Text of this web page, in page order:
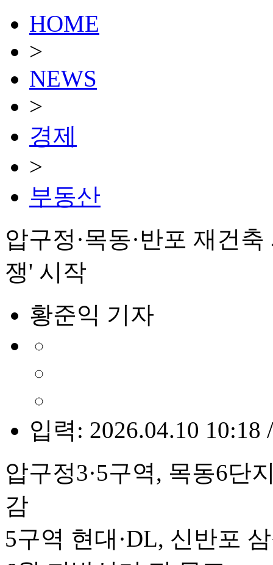
HOME
>
NEWS
>
경제
>
부동산
압구정·목동·반포 재건
쟁' 시작
황준익 기자
입력: 2026.04.10 10:18
압구정3·5구역, 목동6단
감
5구역 현대·DL, 신반포